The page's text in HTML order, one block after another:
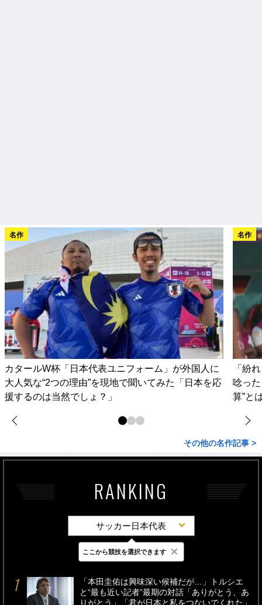
名作
カタールW杯「日本代表ユニフォーム」が外国人に
大人気な“2つの理由”を現地で聞いてみた「日本を応
援するのは当然でしょ？」
名作
「紛
唸っ
算”と
その他の名作記事 >
RANKING
サッカー日本代表
最新 24時間 週間
「本田圭佑は興味深い候補だが…」トルシエ
と“最も近い記者”最期の対話「ありがとう、あ
りがとう」「君が日本と私をつないでくれた」
ここから競技を選択できます ×